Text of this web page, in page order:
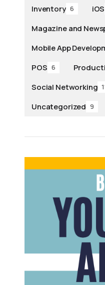
Inventory 6 iOS
Magazine and
Mobile App
POS 6
Social Networking
Uncategorized 9